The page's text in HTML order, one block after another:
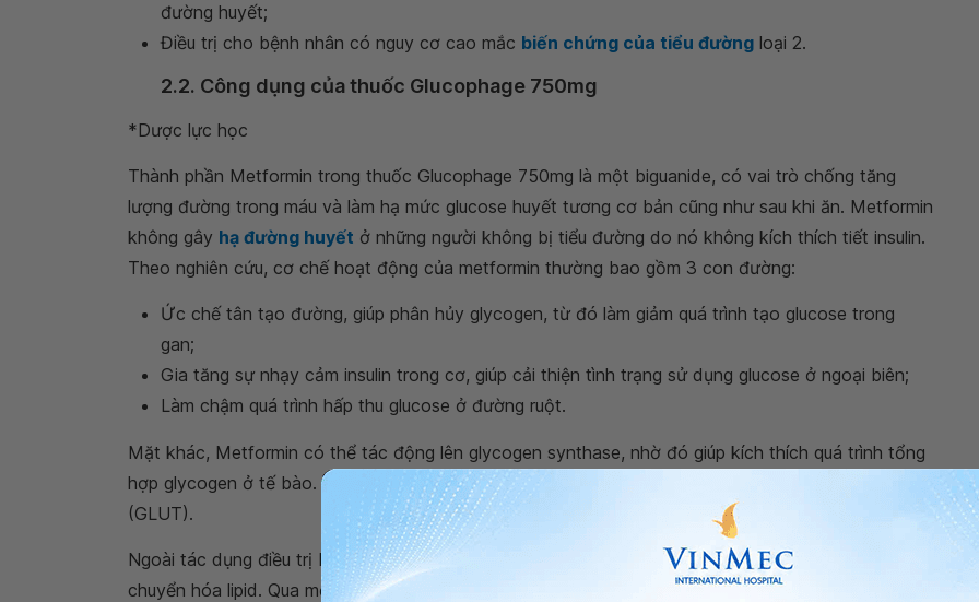
đường huyết;
Điều trị cho bệnh nhân có nguy cơ cao mắc biến chứng của tiểu đường loại 2.
2.2. Công dụng của thuốc Glucophage 750mg
*Dược lực học
Thành phần Metformin trong thuốc Glucophage 750mg là một biguanide, có vai trò chống tăng
lượng đường trong máu và làm hạ mức glucose huyết tương cơ bản cũng như sau khi ăn. Metformin
không gây hạ đường huyết ở những người không bị tiểu đường do nó không kích thích tiết insulin.
Theo nghiên cứu, cơ chế hoạt động của metformin thường bao gồm 3 con đường:
Ức chế tân tạo đường, giúp phân hủy glycogen, từ đó làm giảm quá trình tạo glucose trong
gan;
Gia tăng sự nhạy cảm insulin trong cơ, giúp cải thiện tình trạng sử dụng glucose ở ngoại biên;
Làm chậm quá trình hấp thu glucose ở đường ruột.
Mặt khác, Metformin có thể tác động lên glycogen synthase, nhờ đó giúp kích thích quá trình tổng
hợp glycogen ở tế bào. Thành phần này cũng góp phần gia tăng sự vận chuyển glucose màng
(GLUT).
Ngoài tác dụng điều trị bệnh đái tháo đường, Metformin còn có vai trò quan trọng đối với sự
chuyển hóa lipid. Qua một số nghiên cứu lâm sàng cho thấy, ở các liều điều trị, Metformin có tác